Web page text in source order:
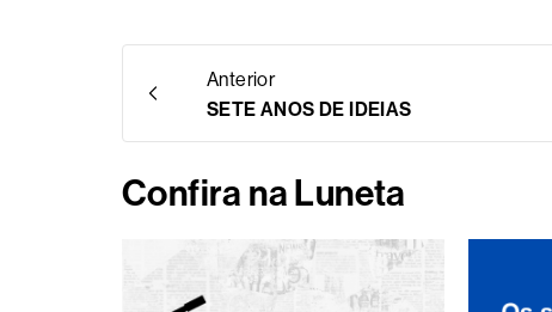
Anterior
SETE ANOS DE IDEIAS
Confira na Luneta